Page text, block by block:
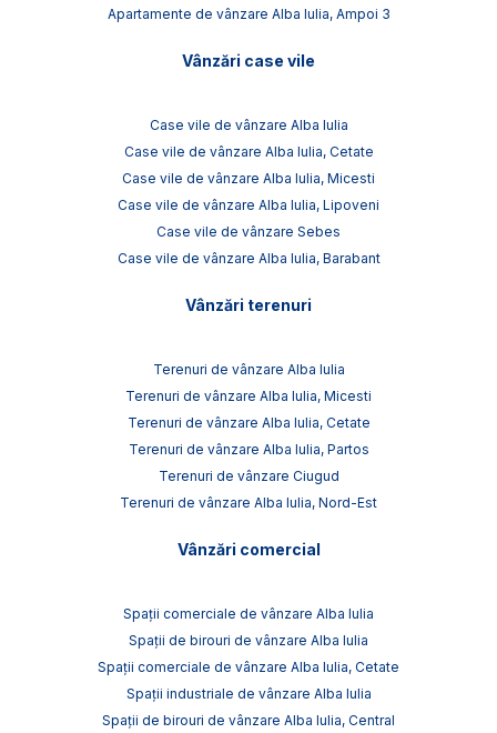
Apartamente de vânzare Alba Iulia, Ampoi 3
Vânzări case vile
Case vile de vânzare Alba Iulia
Case vile de vânzare Alba Iulia, Cetate
Case vile de vânzare Alba Iulia, Micesti
Case vile de vânzare Alba Iulia, Lipoveni
Case vile de vânzare Sebes
Case vile de vânzare Alba Iulia, Barabant
Vânzări terenuri
Terenuri de vânzare Alba Iulia
Terenuri de vânzare Alba Iulia, Micesti
Terenuri de vânzare Alba Iulia, Cetate
Terenuri de vânzare Alba Iulia, Partos
Terenuri de vânzare Ciugud
Terenuri de vânzare Alba Iulia, Nord-Est
Vânzări comercial
Spații comerciale de vânzare Alba Iulia
Spații de birouri de vânzare Alba Iulia
Spații comerciale de vânzare Alba Iulia, Cetate
Spații industriale de vânzare Alba Iulia
Spații de birouri de vânzare Alba Iulia, Central